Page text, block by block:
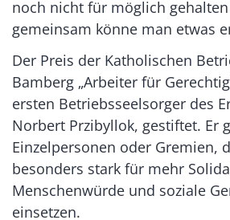
noch nicht für möglich
gemeinsam könne man etwas
Der Preis der Katholischen
Bamberg „Arbeiter für
ersten Betriebsseelsorger des
Norbert Przibyllok, gestiftet. Er
Einzelpersonen oder Gremien,
besonders stark für mehr
Menschenwürde und soziale
einsetzen.